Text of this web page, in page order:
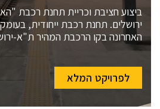
ביצוע חציבת וכריית תחנת רכבת
האחרונה בקו הרכבת המהיר ת"א-
לפרויקט המלא